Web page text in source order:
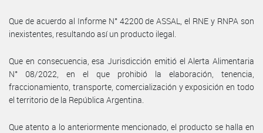
Que de acuerdo al Informe N° 42200 de ASSAL, el RNE y RNPA son
inexistentes, resultando así un producto ilegal.
Que en consecuencia, esa Jurisdicción emitió el Alerta Alimentaria
N° 08/2022, en el que prohibió la elaboración, tenencia,
fraccionamiento, transporte, comercialización y exposición en todo
el territorio de la República Argentina.
Que atento a lo anteriormente mencionado, el producto se halla en